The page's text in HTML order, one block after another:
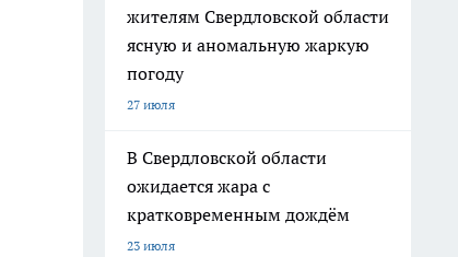
жителям Свердловской области
ясную и аномальную жаркую
погоду
27 июля
В Свердловской области
ожидается жара с
кратковременным дождём
23 июля